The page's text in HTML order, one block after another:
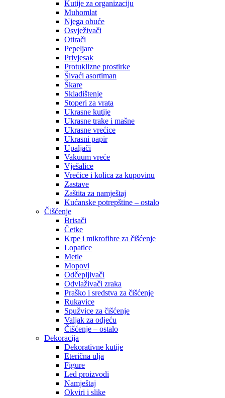
Kutije za organizaciju
Muhomlat
Njega obuće
Osvježivači
Otirači
Pepeljare
Privjesak
Protuklizne prostirke
Šivaći asortiman
Škare
Skladištenje
Stoperi za vrata
Ukrasne kutije
Ukrasne trake i mašne
Ukrasne vrećice
Ukrasni papir
Upaljači
Vakuum vreće
Vješalice
Vrećice i kolica za kupovinu
Zastave
Zaštita za namještaj
Kućanske potrepštine – ostalo
Čišćenje
Brisači
Četke
Krpe i mikrofibre za čišćenje
Lopatice
Metle
Mopovi
Odčepljivači
Odvlaživači zraka
Praško i sredstva za čišćenje
Rukavice
Spužvice za čišćenje
Valjak za odjeću
Čišćenje – ostalo
Dekoracija
Dekorativne kutije
Eterična ulja
Figure
Led proizvodi
Namještaj
Okviri i slike